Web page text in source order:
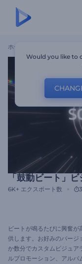
ホーム
「鼓動ビート」
6K+ エクスポート数
ビートが鳴るたびに興奮
供します。お好みのバージ
か数分でカスタムビジュ
ルプロモーション、アルバ
Would you like to